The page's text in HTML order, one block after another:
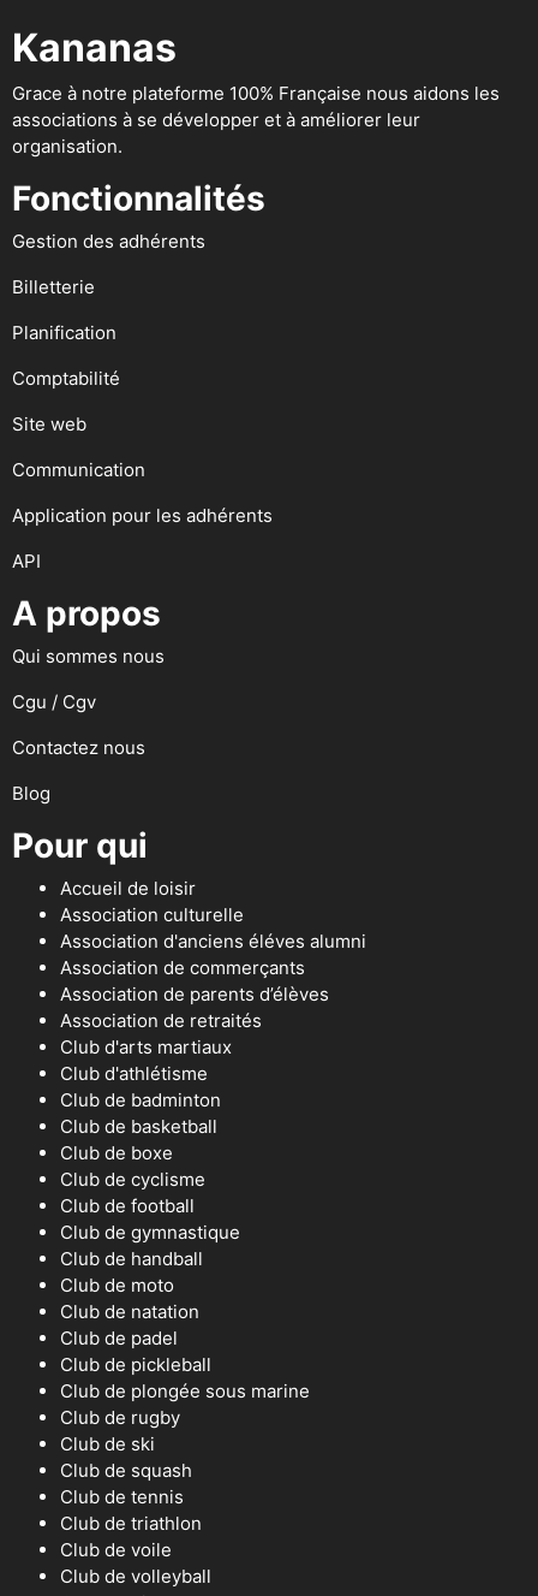
Kananas
Grace à notre plateforme 100% Française nous aidons les
associations à se développer et à améliorer leur
organisation.
Fonctionnalités
Gestion des adhérents
Billetterie
Planification
Comptabilité
Site web
Communication
Application pour les adhérents
API
A propos
Qui sommes nous
Cgu / Cgv
Contactez nous
Blog
Pour qui
Accueil de loisir
Association culturelle
Association d'anciens éléves alumni
Association de commerçants
Association de parents d’élèves
Association de retraités
Club d'arts martiaux
Club d'athlétisme
Club de badminton
Club de basketball
Club de boxe
Club de cyclisme
Club de football
Club de gymnastique
Club de handball
Club de moto
Club de natation
Club de padel
Club de pickleball
Club de plongée sous marine
Club de rugby
Club de ski
Club de squash
Club de tennis
Club de triathlon
Club de voile
Club de volleyball